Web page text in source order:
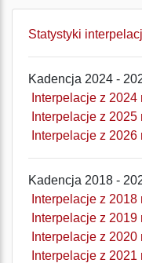
Statystyki
Kadencja 2024 -
Interpelacje z 2024
Interpelacje z 2025
Interpelacje z 2026
Kadencja 2018 -
Interpelacje z 2018
Interpelacje z 2019
Interpelacje z 2020
Interpelacje z 2021